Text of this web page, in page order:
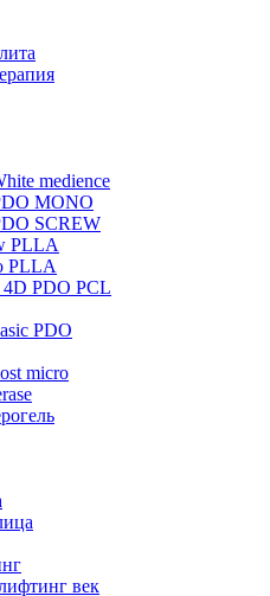
medience
MONO
SCREW
PLLA
PLLA
PDO PCL
PDO
micro
век